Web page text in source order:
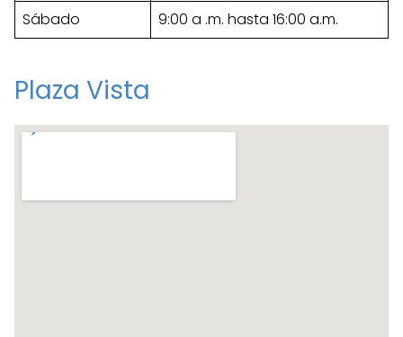
Sábado
9:00 a .m. hasta 16:00 a.m.
Plaza Vista